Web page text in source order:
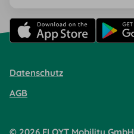
Datenschutz
AGB
© 2026 FLOYT Mobility GmbH